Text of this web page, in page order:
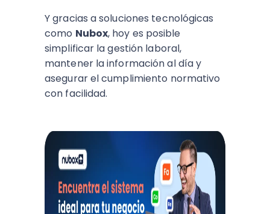
Y gracias a soluciones tecnológicas
como Nubox, hoy es posible
simplificar la gestión laboral,
mantener la información al día y
asegurar el cumplimiento normativo
con facilidad.